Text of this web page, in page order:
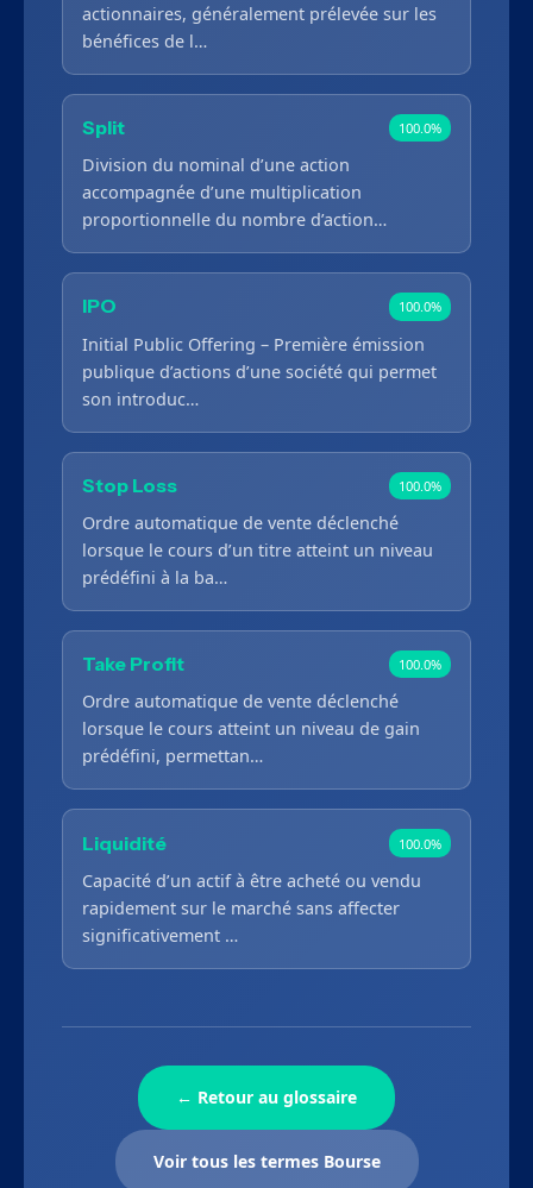
actionnaires, généralement prélevée sur les
bénéfices de l…
Split 100.0%
Division du nominal d’une action
accompagnée d’une multiplication
proportionnelle du nombre d’action…
IPO 100.0%
Initial Public Offering – Première émission
publique d’actions d’une société qui permet
son introduc…
Stop Loss 100.0%
Ordre automatique de vente déclenché
lorsque le cours d’un titre atteint un niveau
prédéfini à la ba…
Take Profit 100.0%
Ordre automatique de vente déclenché
lorsque le cours atteint un niveau de gain
prédéfini, permettan…
Liquidité 100.0%
Capacité d’un actif à être acheté ou vendu
rapidement sur le marché sans affecter
significativement …
← Retour au glossaire
Voir tous les termes Bourse